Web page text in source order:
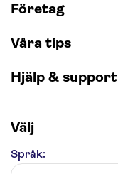
Företag
Våra tips
Hjälp & support
Välj
Språk: